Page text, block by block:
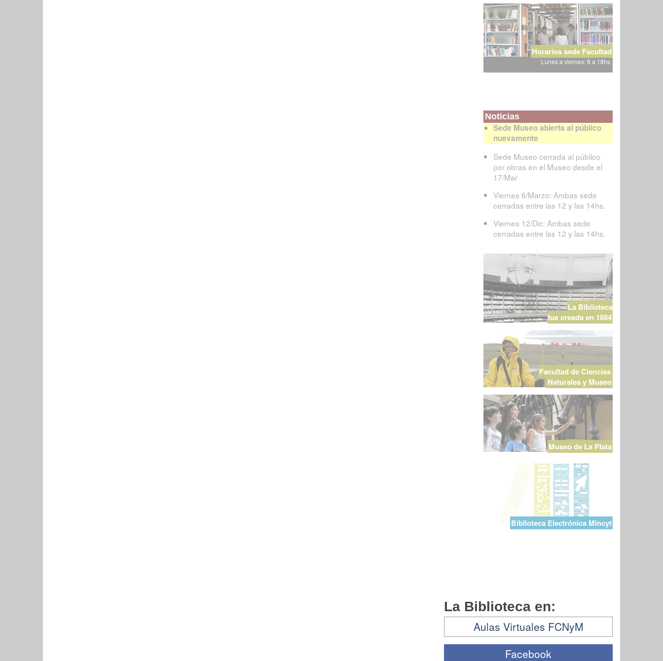
Horarios sede Facultad
Lunes a viernes: 8 a 18hs.
Noticias
Sede Museo abierta al público
nuevamente
Sede Museo cerrada al público
por obras en el Museo desde el
17/Mar
Viernes 6/Marzo: Ambas sede
cerradas entre las 12 y las 14hs.
Viernes 12/Dic: Ambas sede
cerradas entre las 12 y las 14hs.
La Biblioteca
fue creada en 1884
Facultad de Ciencias
Naturales y Museo
Museo de La Plata
Biblioteca Electrónica Mincyt
La Biblioteca en:
Aulas Virtuales FCNyM
Facebook